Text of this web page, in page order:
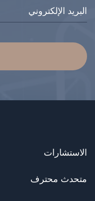
الاستشارات
متحدث محترف